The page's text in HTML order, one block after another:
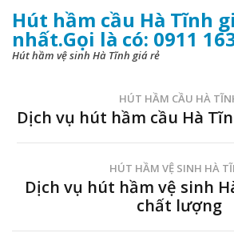
Hút hầm cầu Hà Tĩnh
nhất.Gọi là có: 0911
Hút hầm vệ sinh Hà Tĩnh giá rẻ
HÚT HẦM CẦU HÀ
Dịch vụ hút hầm cầu Hà
HÚT HẦM VỆ SINH HÀ
Dịch vụ hút hầm vệ sinh
chất lượng